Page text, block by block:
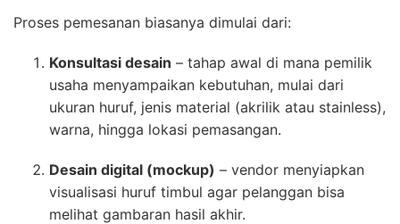
Proses pemesanan biasanya dimulai dari:
Konsultasi desain – tahap awal di mana pemilik
usaha menyampaikan kebutuhan, mulai dari
ukuran huruf, jenis material (akrilik atau stainless),
warna, hingga lokasi pemasangan.
Desain digital (mockup) – vendor menyiapkan
visualisasi huruf timbul agar pelanggan bisa
melihat gambaran hasil akhir.